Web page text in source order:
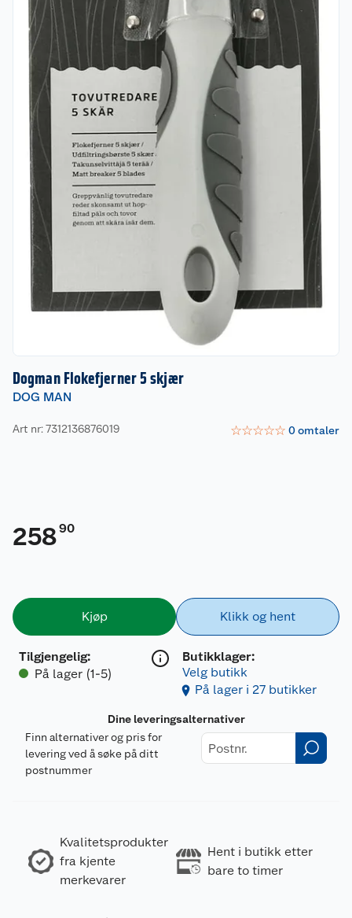
Dogman Flokefjerner 5 skjær
DOG MAN
Art nr: 7312136876019 ☆☆☆☆☆ 0omtaler
25890
Kjøp
Tilgjengelig:
På lager (1-5)
Klikk og hent
Butikklager:
Velg butikk
På lager i 27 butikker
Dine leveringsalternativer
Finn alternativer og pris for
levering ved å søke på ditt
postnummer
Kvalitetsprodukter
fra kjente
merkevarer
Hent i butikk etter
bare to timer